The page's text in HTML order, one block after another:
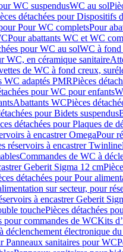
WC suspendusWC au sol
détachées pour Dispositifs
Pour WC completsPour
Pour abattants WC et WC
pour WC au solWC à fond
WC, en céramique sanitaire
de WC à fond creux,
WC adaptés PMRPièces
pour WC pour enfants
Abattants WCPièces
pour Bidets suspendus
détachées pour Plaques de
à encastrer OmegaPour
réservoirs à encastrer Twinline
Commandes de WC à
Geberit Sigma 12 cm
détachées pour Pour
sur secteur, pour
à encastrer Geberit
touchePièces détachées
pour commandes de WCKits
déclenchement électronique
Panneaux sanitaires pour WC